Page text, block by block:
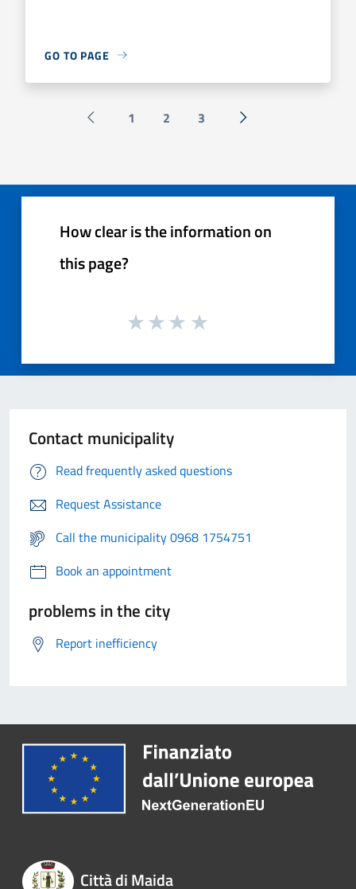
GO TO PAGE
Pagina precedente
1 2 3 Next »
How clear is the information on
this page?
Contact municipality
Read frequently asked questions
Request Assistance
Call the municipality 0968 1754751
Book an appointment
problems in the city
Report inefficiency
Città di Maida